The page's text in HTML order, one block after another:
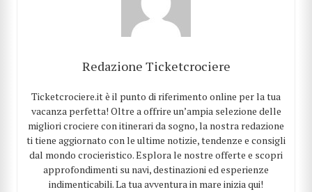
CERCA
Redazione Ticketcrociere
Ticketcrociere.it è il punto di riferimento online per la tua
vacanza perfetta! Oltre a offrire un’ampia selezione delle
migliori crociere con itinerari da sogno, la nostra redazione
ti tiene aggiornato con le ultime notizie, tendenze e consigli
dal mondo crocieristico. Esplora le nostre offerte e scopri
approfondimenti su navi, destinazioni ed esperienze
indimenticabili. La tua avventura in mare inizia qui!